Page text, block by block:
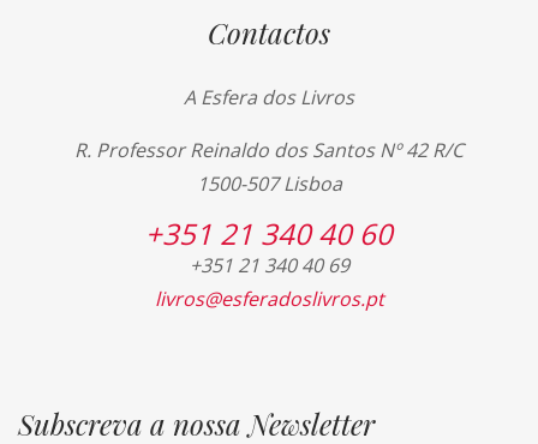
Contactos
A Esfera dos Livros
R. Professor Reinaldo dos Santos Nº 42 R/C
1500-507 Lisboa
+351 21 340 40 60
+351 21 340 40 69
livros@esferadoslivros.pt
Subscreva a nossa Newsletter